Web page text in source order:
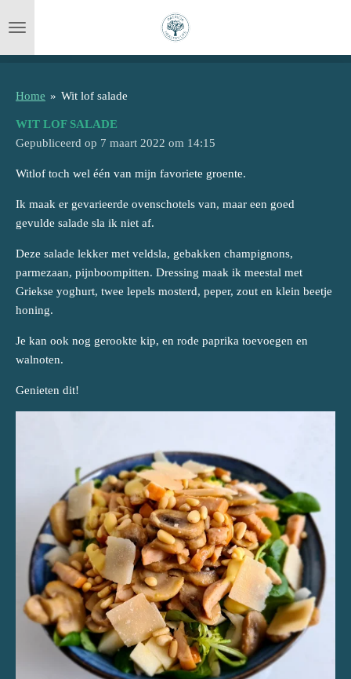
direct
naar
hoofdinhoud
Home » Wit lof salade
WIT LOF SALADE
Gepubliceerd op 7 maart 2022 om 14:15
Witlof toch wel één van mijn favoriete groente.
Ik maak er gevarieerde ovenschotels van, maar een goed
gevulde salade sla ik niet af.
Deze salade lekker met veldsla, gebakken champignons,
parmezaan, pijnboompitten. Dressing maak ik meestal met
Griekse yoghurt, twee lepels mosterd, peper, zout en klein beetje
honing.
Je kan ook nog gerookte kip, en rode paprika toevoegen en
walnoten.
Genieten dit!